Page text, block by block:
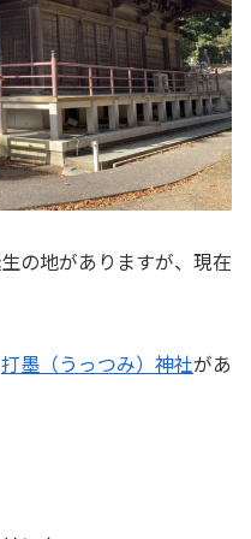
の地がありますが、現在
打墨（うっつみ）神社があ